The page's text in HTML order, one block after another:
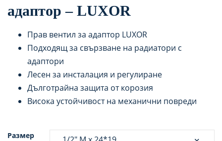
адаптор – LUXOR
Прав вентил за адаптор LUXOR
Подходящ за свързване на радиатори с
адаптори
Лесен за инсталация и регулиране
Дълготрайна защита от корозия
Висока устойчивост на механични повреди
Размер